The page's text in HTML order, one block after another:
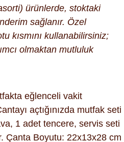
ürünlerde, stoktaki
sağlanır. Özel
kısmını kullanabilirsiniz;
olmaktan mutluluk
eğlenceli vakit
açtığınızda mutfak seti
1 adet tencere, servis seti
Çanta Boyutu: 22x13x28 cm